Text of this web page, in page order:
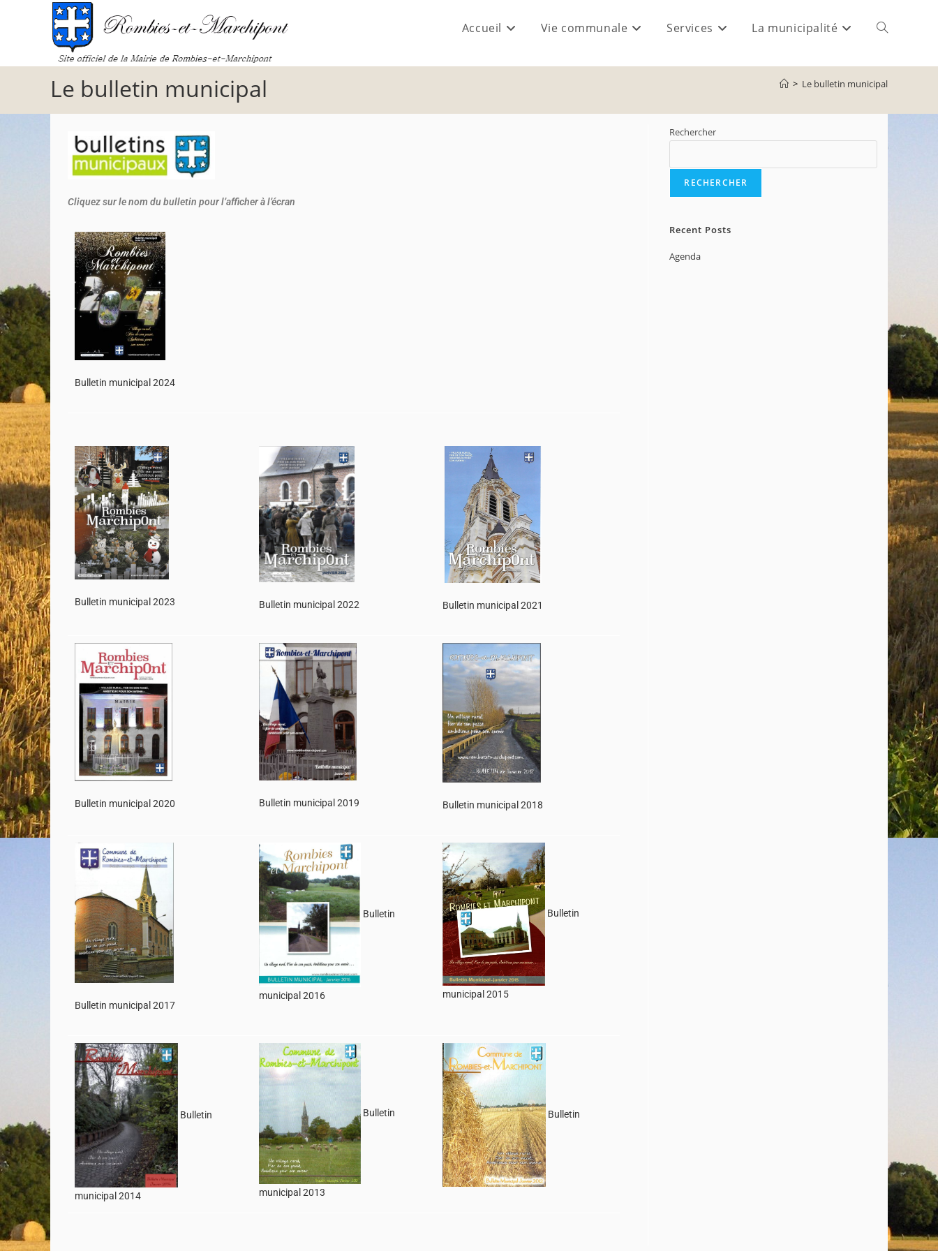
Accueil Vie communale Services La municipalité
Le bulletin municipal > Le bulletin municipal
Cliquez sur le nom du bulletin pour l’afficher à l’écran
Bulletin municipal 2024
Bulletin municipal 2023 Bulletin municipal 2022 Bulletin municipal 2021
Bulletin municipal 2020 Bulletin municipal 2019 Bulletin municipal 2018
Bulletin municipal 2017
Bulletin
municipal 2016
Bulletin
municipal 2015
Bulletin
municipal 2014
Bulletin
municipal 2013
Bulletin
Rechercher
RECHERCHER
Recent Posts
Agenda